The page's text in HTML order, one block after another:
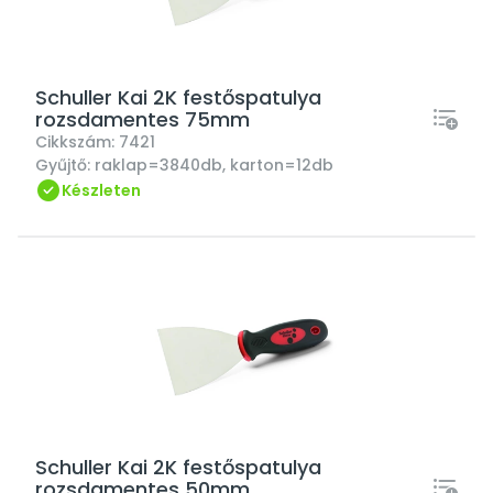
Schuller Kai 2K festőspatulya
rozsdamentes 75mm
Cikkszám: 7421
Gyűjtő: raklap=3840db, karton=12db
Készleten
Schuller Kai 2K festőspatulya